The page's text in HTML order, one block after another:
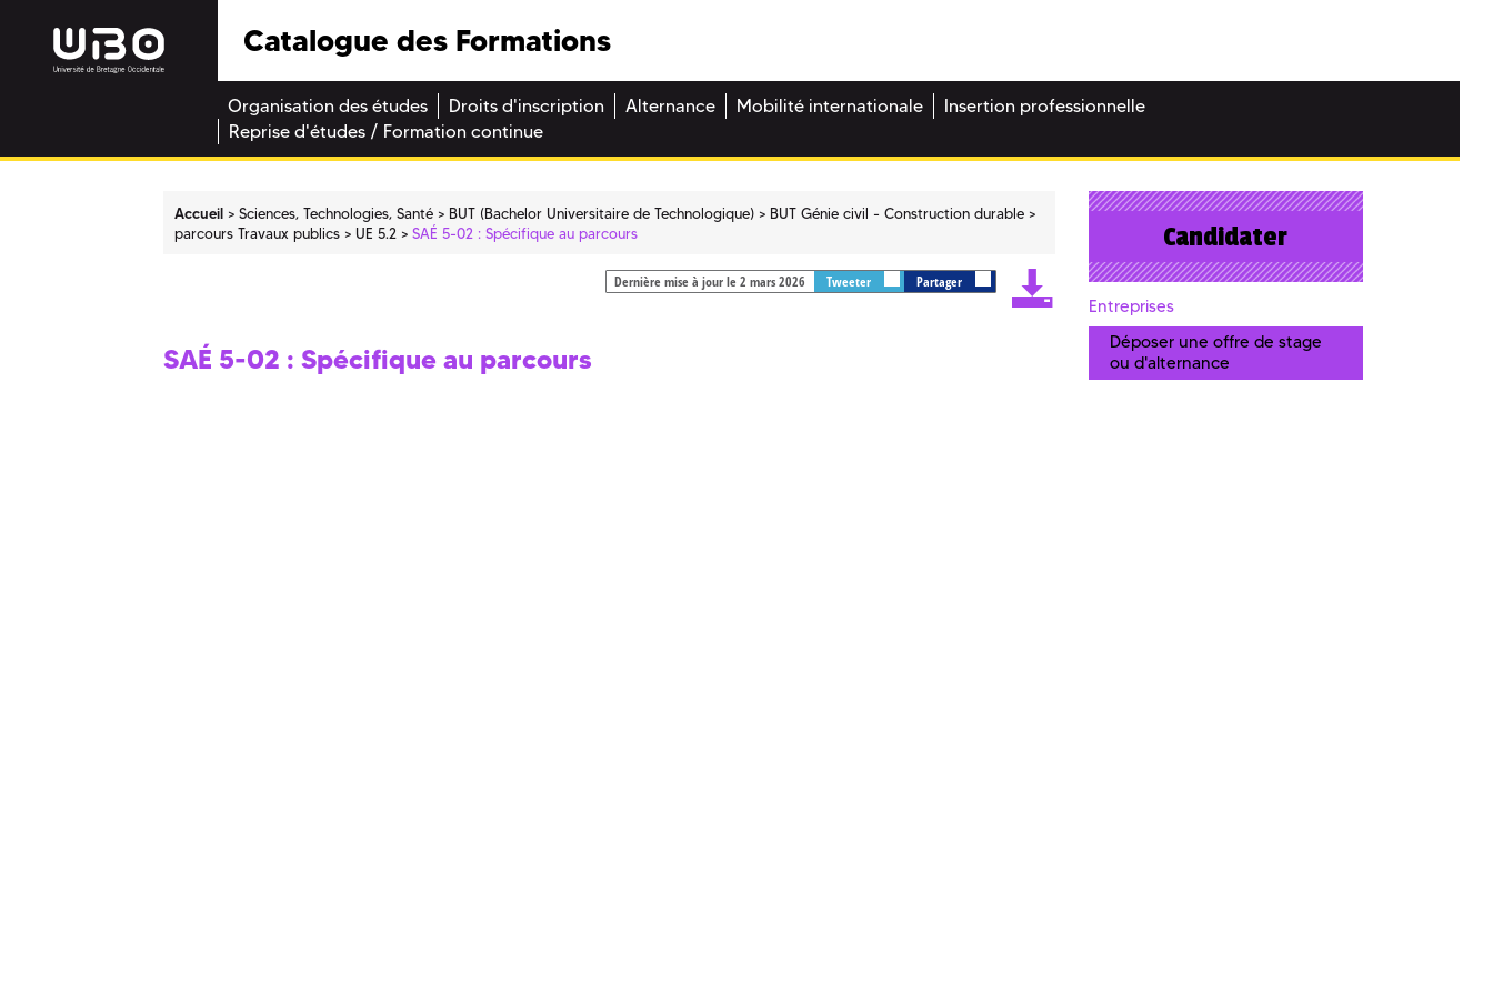
Catalogue des Formations
Organisation des études Droits d'inscription Alternance Mobilité internationale
Insertion professionnelle
Reprise d'études / Formation continue
Accueil Sciences, Technologies, Santé BUT (Bachelor Universitaire de Technologique)
BUT Génie civil - Construction durable
parcours Travaux publics
UE 5.2 SAÉ 5-02 : Spécifique au parcours
Dernière mise à jour le 2 mars 2026 Tweeter Partager
SAÉ 5-02 : Spécifique au parcours
Candidater
Entreprises
Déposer une offre de stage
ou d'alternance